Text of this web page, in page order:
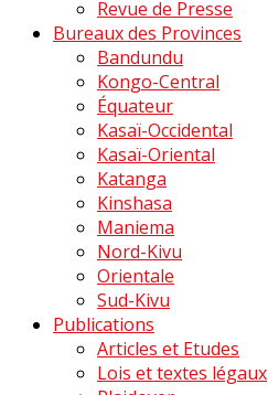
Revue de Presse
Bureaux des Provinces
Bandundu
Kongo-Central
Équateur
Kasaï-Occidental
Kasaï-Oriental
Katanga
Kinshasa
Maniema
Nord-Kivu
Orientale
Sud-Kivu
Publications
Articles et Etudes
Lois et textes légaux